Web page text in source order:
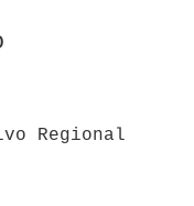
Regional